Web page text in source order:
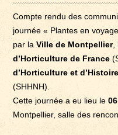
Compte rendu des
journée « Plantes en
par laVille de Montpellier,
d’Horticulture de France
d’Horticulture et
(SHHNH).
Cette journée a eu lieu le
Montpellier, salle des